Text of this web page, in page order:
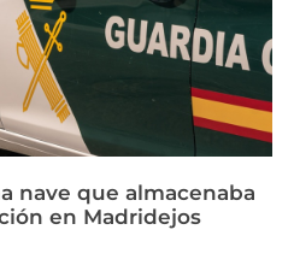
nave que almacenaba
en Madridejos